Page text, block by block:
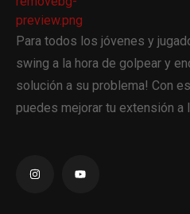
Para todos los jóvenes y
swing a la hora de golpear y
solución a su problema! Con
puedes mejorar tu extensión a